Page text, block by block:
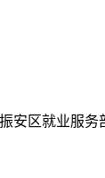
安区就业服务